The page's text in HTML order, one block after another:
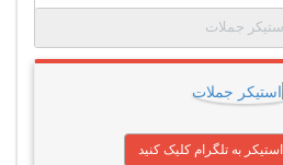
استیکر جملات
به تلگرام کلیک کنید